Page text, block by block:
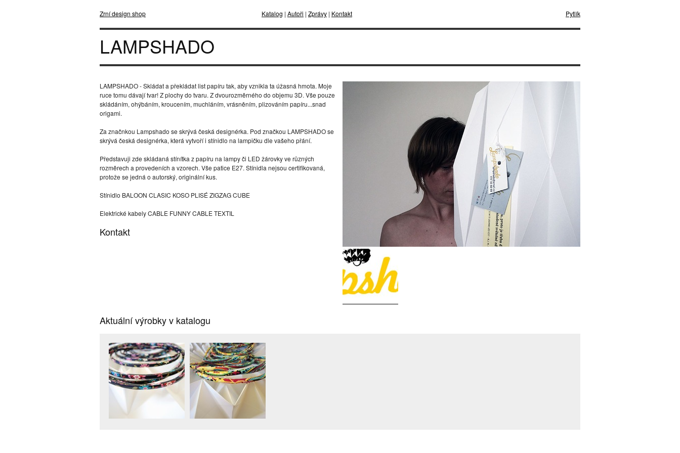
Zrní design shop Katalog | Autoři | Zprávy | Kontakt Pytlík
LAMPSHADO
LAMPSHADO - Skládat a překládat list papíru tak, aby vznikla ta úžasná hmota. Moje
ruce tomu dávají tvar! Z plochy do tvaru. Z dvourozměrného do objemu 3D. Vše pouze
skládáním, ohýbáním, kroucením, muchláním, vrásněním, plizováním papíru...snad
origami.
Za značnkou Lampshado se skrývá česká designérka. Pod značkou LAMPSHADO se
skrývá česká designérka, která vytvoří i stínidlo na lampičku dle vašeho přání.
Představuji zde skládaná stínítka z papíru na lampy či LED žárovky ve různých
rozměrech a provedeních a vzorech. Vše patice E27. Stínidla nejsou certifikovaná,
protože se jedná o autorský, originální kus.
Stínidlo BALOON CLASIC KOSO PLISÉ ZIGZAG CUBE
Elektrické kabely CABLE FUNNY CABLE TEXTIL
Kontakt
Aktuální výrobky v katalogu